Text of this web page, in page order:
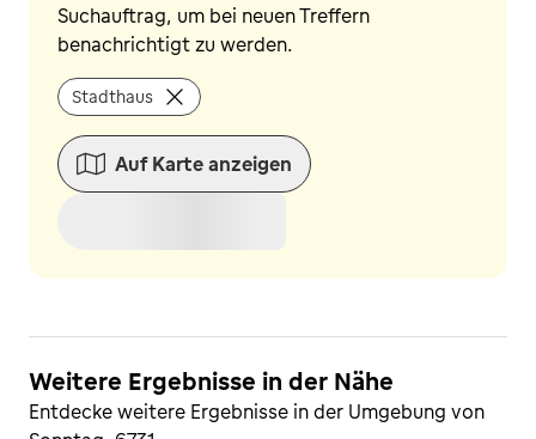
Suchauftrag, um bei neuen Treffern
benachrichtigt zu werden.
Stadthaus
Auf Karte anzeigen
Weitere Ergebnisse in der Nähe
Entdecke weitere Ergebnisse in der Umgebung von